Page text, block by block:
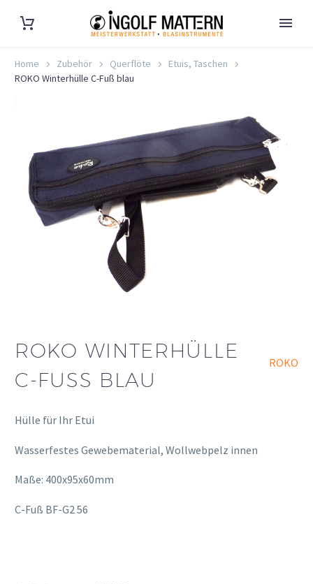
Home Zubehör Querflöte
Etuis, Taschen
ROKO Winterhülle C-Fuß blau
ROKO WINTERHÜLLE
C-FUSS BLAU
ROKO
Hülle für Ihr Etui
Wasserfestes Gewebematerial, Wollwebpelz innen
Maße: 400x95x60mm
C-Fuß BF-G2 56